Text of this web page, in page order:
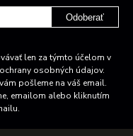
Odoberať
len za týmto účelom v
osobných údajov.
pošleme na váš email.
emailom alebo kliknutím